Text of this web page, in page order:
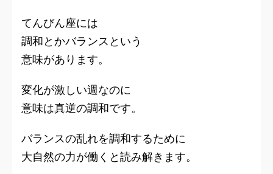
てんびん座には
調和とかバランスという
意味があります。
変化が激しい週なのに
意味は真逆の調和です。
バランスの乱れを調和するために
大自然の力が働くと読み解きます。